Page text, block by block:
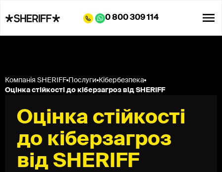
0 800 309 114
Компанія SHERIFF Послуги Кібербезпека
Оцінка стійкості до кіберзагроз від SHERIFF
Оцінка стійкості
до кіберзагроз
від SHERIFF